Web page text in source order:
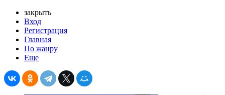
закрыть
Вход
Регистрация
Главная
По жанру
Еще